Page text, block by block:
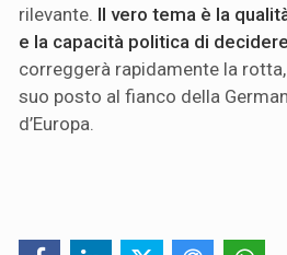
rilevante. Il vero tema è la
e la capacità politica di decidere
correggerà rapidamente la
suo posto al fianco della
d’Europa.